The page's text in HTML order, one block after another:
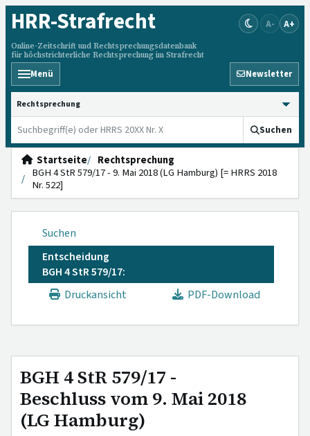
HRR-Strafrecht
Online-Zeitschrift und Rechtsprechungsdatenbank
für höchstrichterliche Rechtsprechung im Strafrecht
A- A+
Menü Newsletter
HRRS durchsuchen
Suchen
Startseite
Rechtsprechung
BGH 4 StR 579/17 - 9. Mai 2018 (LG Hamburg) [= HRRS 2018
Nr. 522]
Suchen
Entscheidung
BGH 4 StR 579/17:
Druckansicht
PDF-Download
BGH 4 StR 579/17 -
Beschluss vom 9. Mai 2018
(LG Hamburg)